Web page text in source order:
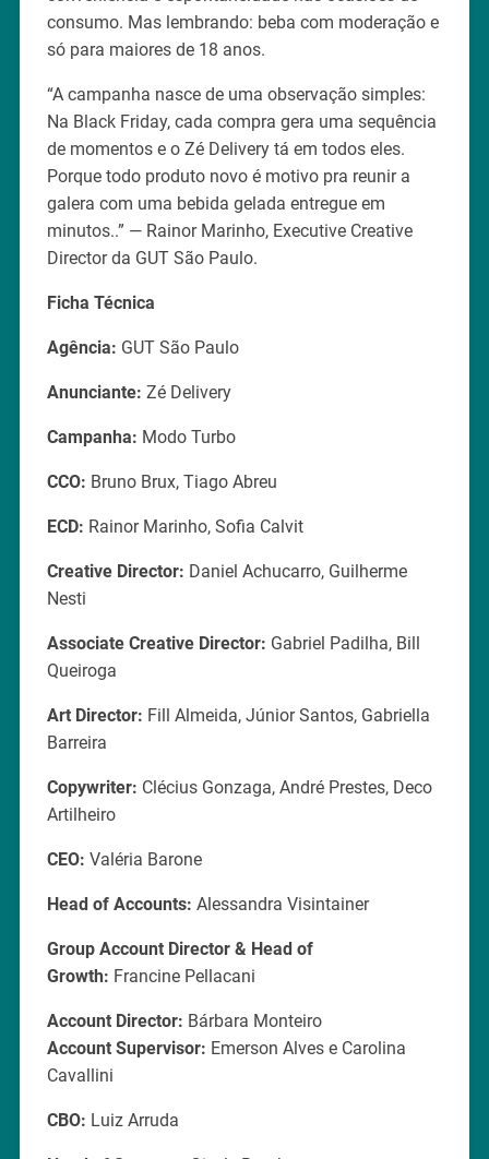
consumo. Mas lembrando: beba com moderação e
só para maiores de 18 anos.
“A campanha nasce de uma observação simples:
Na Black Friday, cada compra gera uma sequência
de momentos e o Zé Delivery tá em todos eles.
Porque todo produto novo é motivo pra reunir a
galera com uma bebida gelada entregue em
minutos..” — Rainor Marinho, Executive Creative
Director da GUT São Paulo.
Ficha Técnica
Agência: GUT São Paulo
Anunciante: Zé Delivery
Campanha: Modo Turbo
CCO: Bruno Brux, Tiago Abreu
ECD: Rainor Marinho, Sofia Calvit
Creative Director: Daniel Achucarro, Guilherme
Nesti
Associate Creative Director: Gabriel Padilha, Bill
Queiroga
Art Director: Fill Almeida, Júnior Santos, Gabriella
Barreira
Copywriter: Clécius Gonzaga, André Prestes, Deco
Artilheiro
CEO: Valéria Barone
Head of Accounts: Alessandra Visintainer
Group Account Director & Head of
Growth: Francine Pellacani
Account Director: Bárbara Monteiro
Account Supervisor: Emerson Alves e Carolina
Cavallini
CBO: Luiz Arruda